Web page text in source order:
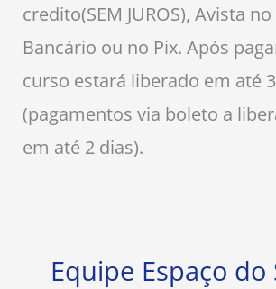
credito(SEM JUROS), Avista
Bancário ou no Pix. Após
curso estará liberado em até
(pagamentos via boleto a
em até 2 dias).
Equipe Espaço do